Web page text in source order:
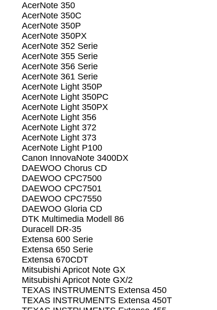
AcerNote 350
AcerNote 350C
AcerNote 350P
AcerNote 350PX
AcerNote 352 Serie
AcerNote 355 Serie
AcerNote 356 Serie
AcerNote 361 Serie
AcerNote Light 350P
AcerNote Light 350PC
AcerNote Light 350PX
AcerNote Light 356
AcerNote Light 372
AcerNote Light 373
AcerNote Light P100
Canon InnovaNote 3400DX
DAEWOO Chorus CD
DAEWOO CPC7500
DAEWOO CPC7501
DAEWOO CPC7550
DAEWOO Gloria CD
DTK Multimedia Modell 86
Duracell DR-35
Extensa 600 Serie
Extensa 650 Serie
Extensa 670CDT
Mitsubishi Apricot Note GX
Mitsubishi Apricot Note GX/2
TEXAS INSTRUMENTS Extensa 450
TEXAS INSTRUMENTS Extensa 450T